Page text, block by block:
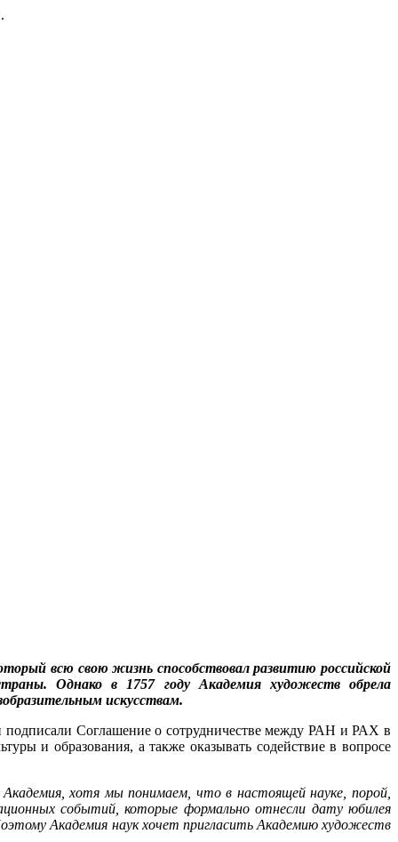
всю свою жизнь способствовал развитию российской
Однако в 1757 году Академия художеств обрела
искусствам.
подписали Соглашение о сотрудничестве между РАН и РАХ в
и образования, а также оказывать содействие в вопросе
хотя мы понимаем, что в настоящей науке, порой,
событий, которые формально отнесли дату юбилея
Академия наук хочет пригласить Академию художеств